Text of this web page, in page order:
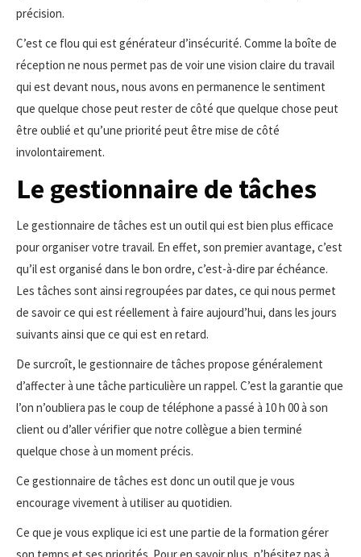
précision.
C’est ce flou qui est générateur d’insécurité. Comme la boîte de
réception ne nous permet pas de voir une vision claire du travail
qui est devant nous, nous avons en permanence le sentiment
que quelque chose peut rester de côté que quelque chose peut
être oublié et qu’une priorité peut être mise de côté
involontairement.
Le gestionnaire de tâches
Le gestionnaire de tâches est un outil qui est bien plus efficace
pour organiser votre travail. En effet, son premier avantage, c’est
qu’il est organisé dans le bon ordre, c’est-à-dire par échéance.
Les tâches sont ainsi regroupées par dates, ce qui nous permet
de savoir ce qui est réellement à faire aujourd’hui, dans les jours
suivants ainsi que ce qui est en retard.
De surcroît, le gestionnaire de tâches propose généralement
d’affecter à une tâche particulière un rappel. C’est la garantie que
l’on n’oubliera pas le coup de téléphone a passé à 10 h 00 à son
client ou d’aller vérifier que notre collègue a bien terminé
quelque chose à un moment précis.
Ce gestionnaire de tâches est donc un outil que je vous
encourage vivement à utiliser au quotidien.
Ce que je vous explique ici est une partie de la formation gérer